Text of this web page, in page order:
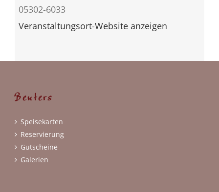
05302-6033
Veranstaltungsort-Website anzeigen
Benters
Speisekarten
Reservierung
Gutscheine
Galerien